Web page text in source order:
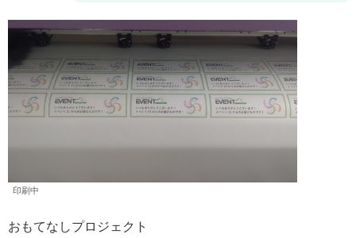
印刷中
おもてなしプロジェクト